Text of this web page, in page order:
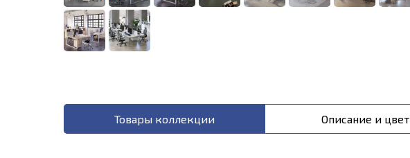
Товары коллекции Описание и цвет